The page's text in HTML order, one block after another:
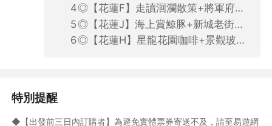
◎【花蓮F】走讀洄瀾散策+將軍府日式園區半日遊(車站/飯店出發．含午餐．4人成行)需補價差600元
◎【花蓮J】海上賞鯨豚+新城老街+太魯閣峽谷一日遊(飯店出發．不含午餐．4人成行)需補價差500元
◎【花蓮H】星龍花園咖啡+景觀玻璃屋看海療癒一日遊(飯店出發．含午餐．4人成行)需補價差900元
特別提醒
◆【出發前三日內訂購者】為避免實體票券寄送不及，請至易遊網